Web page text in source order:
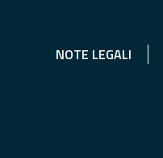
NOTE LEGALI